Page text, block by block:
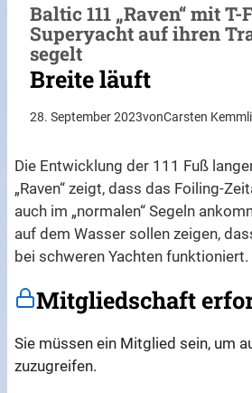
Baltic 111 „Raven“ mit
Superyacht auf ihren
segelt
Breite läuft
28. September 2023vonCarsten
Die Entwicklung der 111 Fuß
„Raven“ zeigt, dass das Foiling-
auch im „normalen“ Segeln
auf dem Wasser sollen zeigen,
bei schweren Yachten funktioniert.
Mitgliedschaft
Sie müssen ein Mitglied sein, um
zuzugreifen.